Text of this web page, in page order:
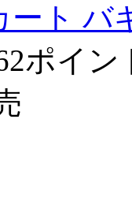
ート バ
ポイ